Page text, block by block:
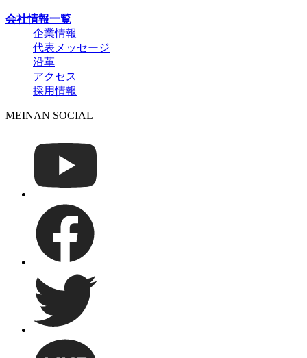
会社情報一覧
企業情報
代表メッセージ
沿革
アクセス
採用情報
MEINAN SOCIAL